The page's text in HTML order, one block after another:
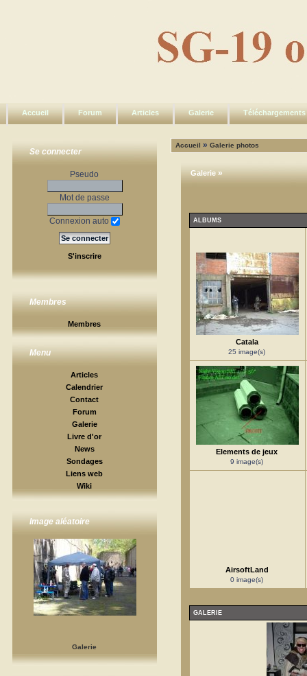
Accueil Forum Articles Galerie Téléchargements
Se connecter
Pseudo
Mot de passe
Connexion auto
S'inscrire
Membres
Membres
Menu
Articles
Calendrier
Contact
Forum
Galerie
Livre d'or
News
Sondages
Liens web
Wiki
Image aléatoire
Galerie
Accueil »Galerie photos
Galerie »
ALBUMS
Catala
25 image(s)
Elements de jeux
9 image(s)
AirsoftLand
0 image(s)
GALERIE